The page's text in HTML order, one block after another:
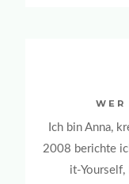
Ich bin Anna,
2008 berichte
it-Yourself,